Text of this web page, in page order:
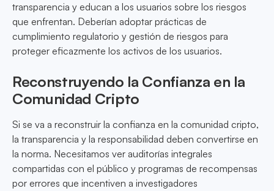
transparencia y educan a los usuarios sobre los riesgos
que enfrentan. Deberían adoptar prácticas de
cumplimiento regulatorio y gestión de riesgos para
proteger eficazmente los activos de los usuarios.
Reconstruyendo la Confianza en la
Comunidad Cripto
Si se va a reconstruir la confianza en la comunidad cripto,
la transparencia y la responsabilidad deben convertirse en
la norma. Necesitamos ver auditorías integrales
compartidas con el público y programas de recompensas
por errores que incentiven a investigadores